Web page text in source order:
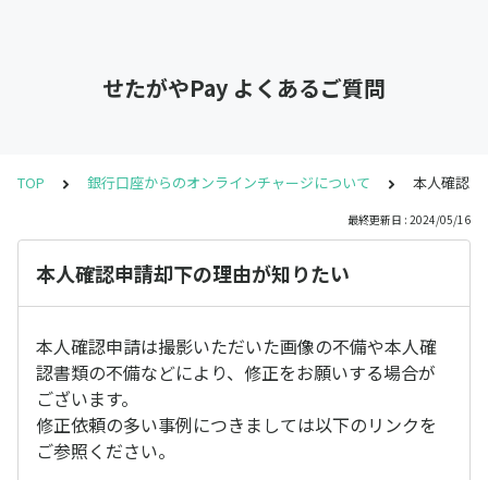
せたがやPay よくあるご質問
TOP 銀行口座からのオンラインチャージについて 本人確認
最終更新日 : 2024/05/16
本人確認申請却下の理由が知りたい
本人確認申請は撮影いただいた画像の不備や本人確
認書類の不備などにより、修正をお願いする場合が
ございます。
修正依頼の多い事例につきましては以下のリンクを
ご参照ください。